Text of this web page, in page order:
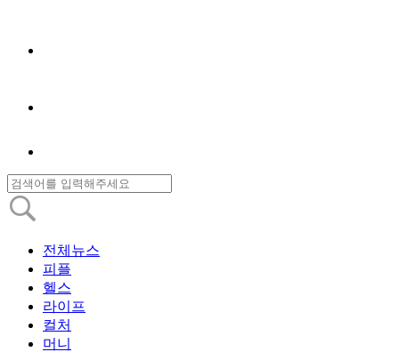
전체뉴스
피플
헬스
라이프
컬처
머니